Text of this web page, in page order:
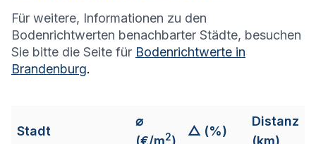
Für weitere, Informationen zu den
Bodenrichtwerten benachbarter Städte, besuchen
Sie bitte die Seite für Bodenrichtwerte in
Brandenburg.
Stadt
⌀
(€/m2)
△ (%)
Distanz
(km)